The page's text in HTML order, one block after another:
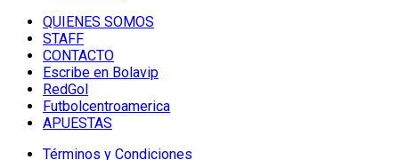
QUIENES SOMOS
STAFF
CONTACTO
Escribe en Bolavip
RedGol
Futbolcentroamerica
APUESTAS
Términos y Condiciones